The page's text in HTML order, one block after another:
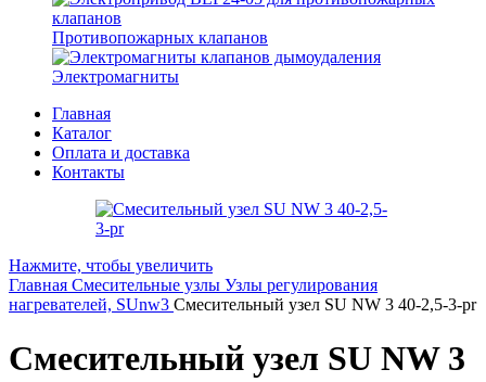
Противопожарных клапанов
Электромагниты
Главная
Каталог
Оплата и доставка
Контакты
Нажмите, чтобы увеличить
Главная Смесительные узлы Узлы регулирования
нагревателей, SUnw3 Смесительный узел SU NW 3 40-2,5-3-pr
Смесительный узел SU NW 3